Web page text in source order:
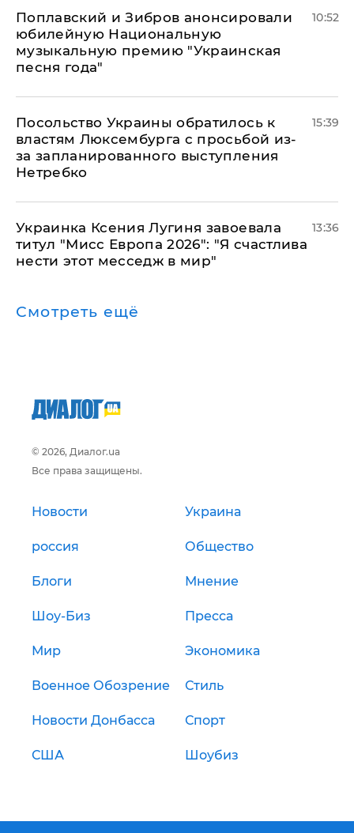
Поплавский и Зибров анонсировали
юбилейную Национальную
музыкальную премию "Украинская
песня года"
10:52
Посольство Украины обратилось к
властям Люксембурга с просьбой из-
за запланированного выступления
Нетребко
15:39
Украинка Ксения Лугиня завоевала
титул "Мисс Европа 2026": "Я счастлива
нести этот месседж в мир"
13:36
Смотреть ещё
© 2026, Диалог.ua
Все права защищены.
Новости Украина
россия Общество
Блоги Мнение
Шоу-Биз Пресса
Мир Экономика
Военное Обозрение Стиль
Новости Донбасса Спорт
США Шоубиз